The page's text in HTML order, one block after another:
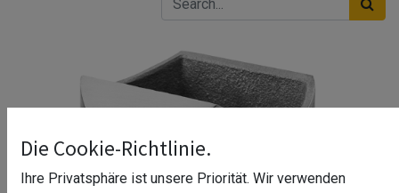
Die Cookie-Richtlinie.
Ihre Privatsphäre ist unsere Priorität. Wir verwenden